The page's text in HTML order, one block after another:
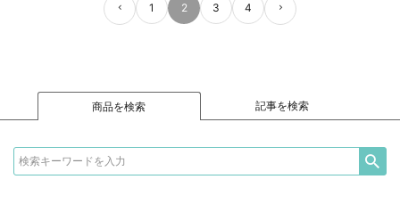
1 2 3 4
商品を検索 記事を検索